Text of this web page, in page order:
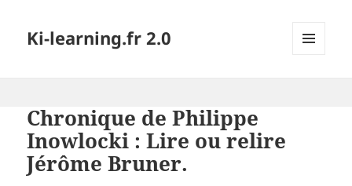
Ki-learning.fr 2.0
Chronique de Philippe
Inowlocki : Lire ou relire
Jérôme Bruner.